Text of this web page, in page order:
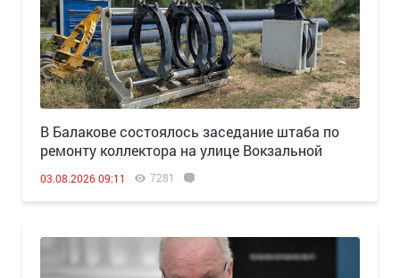
В Балакове состоялось заседание штаба по
ремонту коллектора на улице Вокзальной
03.08.2026 09:11 7281